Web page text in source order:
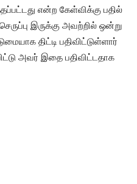
என்ற கேள்விக்கு பதில்
இருக்கு அவற்றில் ஒன்று
திட்டி பதிவிட்டுள்ளார்
அவர் இதை பதிவிட்டதாக